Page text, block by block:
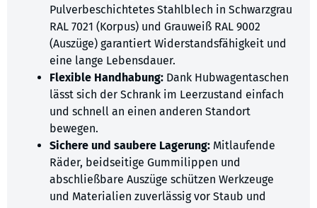
Pulverbeschichtetes Stahlblech in Schwarzgrau
RAL 7021 (Korpus) und Grauweiß RAL 9002
(Auszüge) garantiert Widerstandsfähigkeit und
eine lange Lebensdauer.
Flexible Handhabung: Dank Hubwagentaschen
lässt sich der Schrank im Leerzustand einfach
und schnell an einen anderen Standort
bewegen.
Sichere und saubere Lagerung: Mitlaufende
Räder, beidseitige Gummilippen und
abschließbare Auszüge schützen Werkzeuge
und Materialien zuverlässig vor Staub und